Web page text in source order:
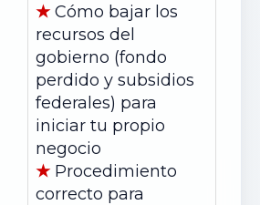
★ Cómo bajar los
recursos del
gobierno (fondo
perdido y subsidios
federales) para
iniciar tu propio
negocio
★ Procedimiento
correcto para